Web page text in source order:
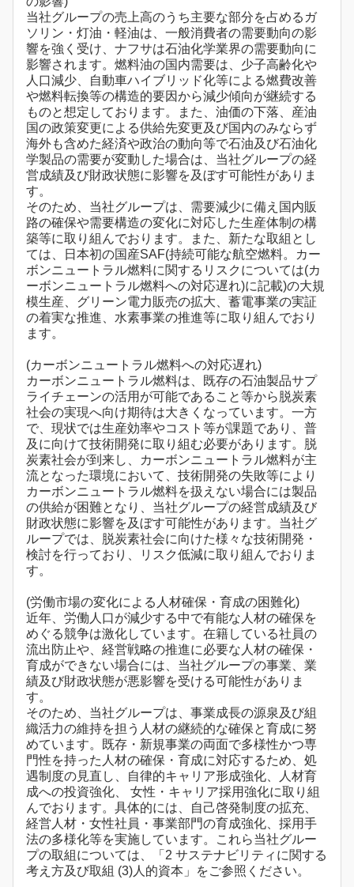
当社グループの売上高のうち主要な部分を占めるガ
ソリン・灯油・軽油は、一般消費者の需要動向の影
響を強く受け、ナフサは石油化学業界の需要動向に
影響されます。燃料油の国内需要は、少子高齢化や
人口減少、自動車ハイブリッド化等による燃費改善
や燃料転換等の構造的要因から減少傾向が継続する
ものと想定しております。また、油価の下落、産油
国の政策変更による供給先変更及び国内のみならず
海外も含めた経済や政治の動向等で石油及び石油化
学製品の需要が変動した場合は、当社グループの経
営成績及び財政状態に影響を及ぼす可能性がありま
す。
そのため、当社グループは、需要減少に備え国内販
路の確保や需要構造の変化に対応した生産体制の構
築等に取り組んでおります。また、新たな取組とし
ては、日本初の国産SAF(持続可能な航空燃料。カー
ボンニュートラル燃料に関するリスクについては(カ
ーボンニュートラル燃料への対応遅れ)に記載)の大規
模生産、グリーン電力販売の拡大、蓄電事業の実証
の着実な推進、水素事業の推進等に取り組んでおり
ます。
(カーボンニュートラル燃料への対応遅れ)
カーボンニュートラル燃料は、既存の石油製品サプ
ライチェーンの活用が可能であること等から脱炭素
社会の実現へ向け期待は大きくなっています。一方
で、現状では生産効率やコスト等が課題であり、普
及に向けて技術開発に取り組む必要があります。脱
炭素社会が到来し、カーボンニュートラル燃料が主
流となった環境において、技術開発の失敗等により
カーボンニュートラル燃料を扱えない場合には製品
の供給が困難となり、当社グループの経営成績及び
財政状態に影響を及ぼす可能性があります。当社グ
ループでは、脱炭素社会に向けた様々な技術開発・
検討を行っており、リスク低減に取り組んでおりま
す。
(労働市場の変化による人材確保・育成の困難化)
近年、労働人口が減少する中で有能な人材の確保を
めぐる競争は激化しています。在籍している社員の
流出防止や、経営戦略の推進に必要な人材の確保・
育成ができない場合には、当社グループの事業、業
績及び財政状態が悪影響を受ける可能性がありま
す。
そのため、当社グループは、事業成長の源泉及び組
織活力の維持を担う人材の継続的な確保と育成に努
めています。既存・新規事業の両面で多様性かつ専
門性を持った人材の確保・育成に対応するため、処
遇制度の見直し、自律的キャリア形成強化、人材育
成への投資強化、 女性・キャリア採用強化に取り組
んでおります。具体的には、自己啓発制度の拡充、
経営人材・女性社員・事業部門の育成強化、採用手
法の多様化等を実施しています。これら当社グルー
プの取組については、「2 サステナビリティに関する
考え方及び取組 (3)人的資本」をご参照ください。